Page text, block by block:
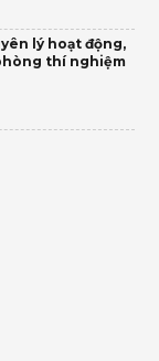
lý hoạt động,
thí nghiệm